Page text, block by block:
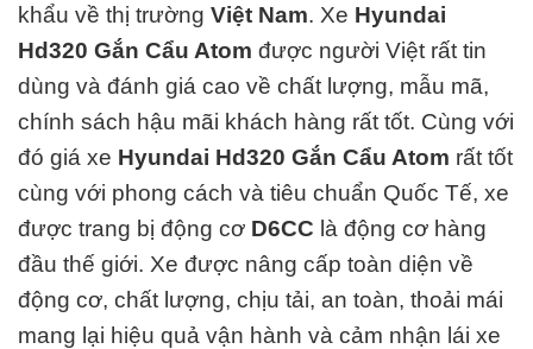
khẩu về thị trường Việt Nam. Xe Hyundai
Hd320 Gắn Cẩu Atom được người Việt rất tin
dùng và đánh giá cao về chất lượng, mẫu mã,
chính sách hậu mãi khách hàng rất tốt. Cùng với
đó giá xe Hyundai Hd320 Gắn Cẩu Atom rất tốt
cùng với phong cách và tiêu chuẩn Quốc Tế, xe
được trang bị động cơ D6CC là động cơ hàng
đầu thế giới. Xe được nâng cấp toàn diện về
động cơ, chất lượng, chịu tải, an toàn, thoải mái
mang lại hiệu quả vận hành và cảm nhận lái xe